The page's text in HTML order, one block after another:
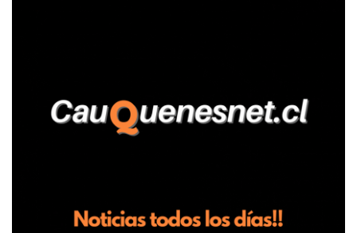
trabajadores, el edil descendió del vehículo y, en medio de la
confrontación, la habría tomado de los hombros, empujado al
suelo y agredido con golpes de pies y manos, mientr...